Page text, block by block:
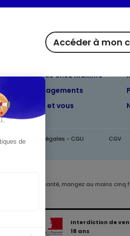
Bienvenue chez Maximo
Nos engagements
Maximo et vous
Mentions légales - CGU CGV
Pour votre santé, mangez au moins
Interdiction de
18 ans
Accéder à mon